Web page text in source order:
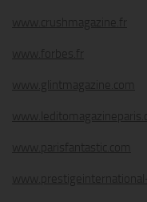
www.crushmagazine.fr
www.forbes.fr
www.glintmagazine.com
www.parisfantastic.com
www.prestigeinternational-